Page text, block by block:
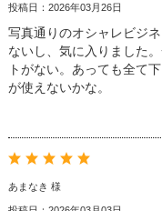
投稿日：2026年03月26日
写真通りのオシャレビジ
ないし、気に入りました
トがない。あっても全て
が使えないかな。
あまなき 様